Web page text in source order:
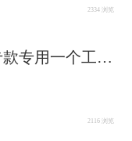
2334 浏览
专用一个工程
2116 浏览